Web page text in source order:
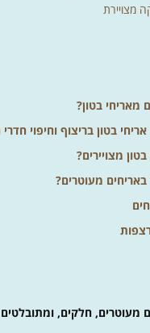
מצויירת
מאריחי בטון?
בטון בריצוף וחיפוי
מצויירים?
מעוטרים?
מעוטרים, חלקים, ומתובלטים